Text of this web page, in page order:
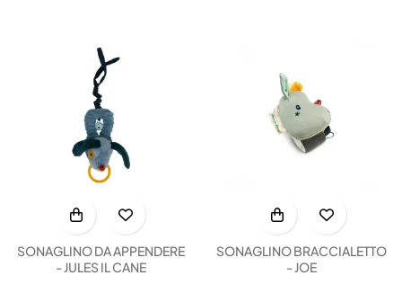
SONAGLINO DA APPENDERE
- JULES IL CANE
SONAGLINO BRACCIALETTO
- JOE